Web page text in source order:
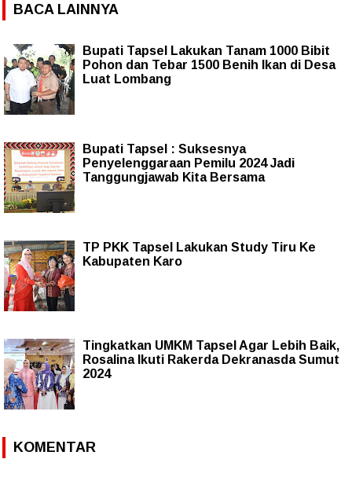
BACA LAINNYA
Bupati Tapsel Lakukan Tanam 1000 Bibit
Pohon dan Tebar 1500 Benih Ikan di Desa
Luat Lombang
Bupati Tapsel : Suksesnya
Penyelenggaraan Pemilu 2024 Jadi
Tanggungjawab Kita Bersama
TP PKK Tapsel Lakukan Study Tiru Ke
Kabupaten Karo
Tingkatkan UMKM Tapsel Agar Lebih Baik,
Rosalina Ikuti Rakerda Dekranasda Sumut
2024
KOMENTAR